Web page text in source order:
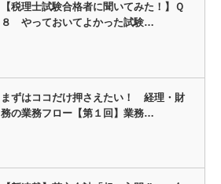
【税理士試験合格者に聞いてみた！】Ｑ
８ やっておいてよかった試験…
まずはココだけ押さえたい！ 経理・財
務の業務フロー【第１回】業務…